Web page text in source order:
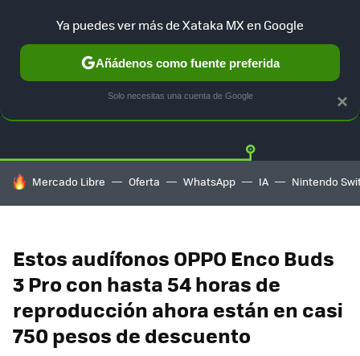
GUÍA DE COMPRAS MERCADO LIBRE
HOY SE HABLA DE
Mercado Libre Oferta WhatsApp IA Nintendo
Estos audífonos OPPO Enco Buds
3 Pro con hasta 54 horas de
reproducción ahora están en casi
750 pesos de descuento
×
Ya puedes ver más de Xataka MX en Google
Añádenos como fuente preferida
Solo necesitas una cuenta de Google